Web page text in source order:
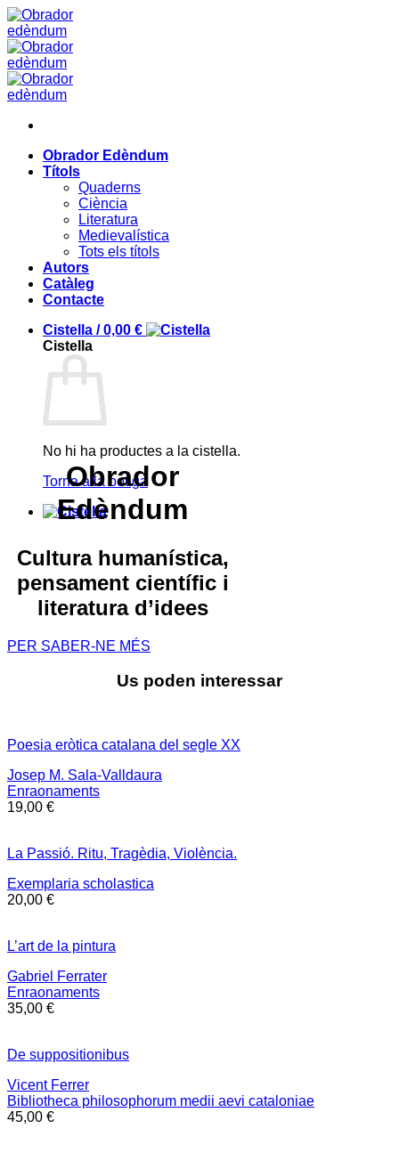
Skip
to
content
Obrador Edèndum
Títols
Quaderns
Ciència
Literatura
Medievalística
Tots els títols
Autors
Catàleg
Contacte
Cistella /0,00 €
Cistella
No hi ha productes a la cistella.
Torna a la botiga
Obrador
Edèndum
Cultura humanística,
pensament científic i
literatura d’idees
PER SABER-NE MÉS
Us poden interessar
Poesia eròtica catalana del segle XX
Josep M. Sala-Valldaura
Enraonaments
19,00 €
La Passió. Ritu, Tragèdia, Violència.
Exemplaria scholastica
20,00 €
L’art de la pintura
Gabriel Ferrater
Enraonaments
35,00 €
De suppositionibus
Vicent Ferrer
Bibliotheca philosophorum medii aevi cataloniae
45,00 €